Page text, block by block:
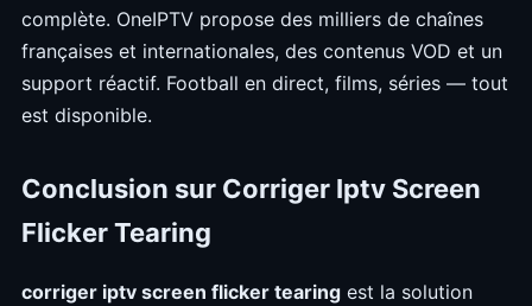
complète. OneIPTV propose des milliers de chaînes
françaises et internationales, des contenus VOD et un
support réactif. Football en direct, films, séries — tout
est disponible.
Conclusion sur Corriger Iptv Screen
Flicker Tearing
corriger iptv screen flicker tearing est la solution